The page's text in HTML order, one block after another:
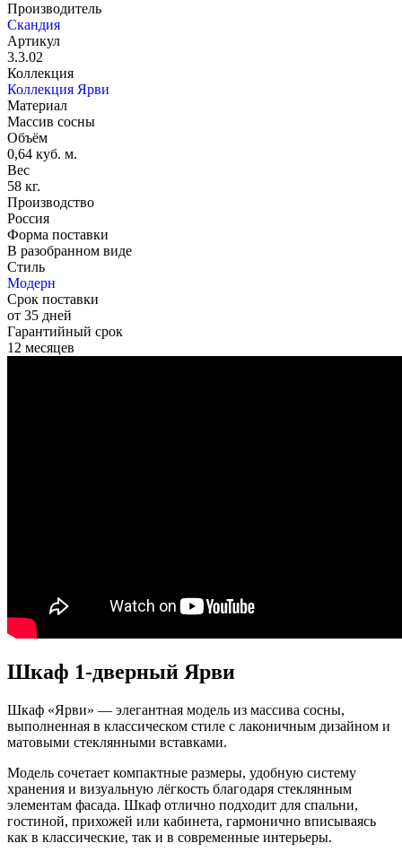
Производитель
Скандия
Артикул
3.3.02
Коллекция
Коллекция Ярви
Материал
Массив сосны
Объём
0,64 куб. м.
Вес
58 кг.
Производство
Россия
Форма поставки
В разобранном виде
Стиль
Модерн
Срок поставки
от 35 дней
Гарантийный срок
12 месяцев
Шкаф 1-дверный Ярви
Шкаф «Ярви» — элегантная модель из массива сосны,
выполненная в классическом стиле с лаконичным дизайном и
матовыми стеклянными вставками.
Модель сочетает компактные размеры, удобную систему
хранения и визуальную лёгкость благодаря стеклянным
элементам фасада. Шкаф отлично подходит для спальни,
гостиной, прихожей или кабинета, гармонично вписываясь
как в классические, так и в современные интерьеры.